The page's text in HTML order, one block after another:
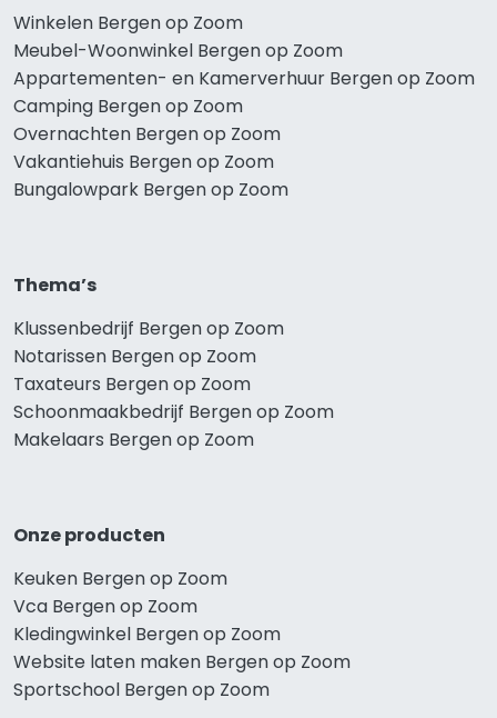
Winkelen Bergen op Zoom
Meubel-Woonwinkel Bergen op Zoom
Appartementen- en Kamerverhuur Bergen op Zoom
Camping Bergen op Zoom
Overnachten Bergen op Zoom
Vakantiehuis Bergen op Zoom
Bungalowpark Bergen op Zoom
Thema’s
Klussenbedrijf Bergen op Zoom
Notarissen Bergen op Zoom
Taxateurs Bergen op Zoom
Schoonmaakbedrijf Bergen op Zoom
Makelaars Bergen op Zoom
Onze producten
Keuken Bergen op Zoom
Vca Bergen op Zoom
Kledingwinkel Bergen op Zoom
Website laten maken Bergen op Zoom
Sportschool Bergen op Zoom